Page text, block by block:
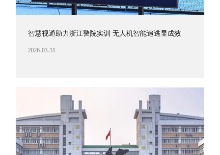
智慧视通助力浙江警院实训 无人机智能追逃显成效
2026-03-31